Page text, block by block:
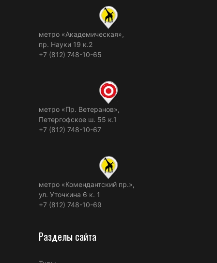
метро «Академическая»,
пр. Науки 19 к.2
+7 (812) 748-10-65
метро «Пр. Ветеранов»,
Петергофское ш. 55 к.1
+7 (812) 748-10-67
метро «Комендантский пр.»,
ул. Уточкина 6 к. 1
+7 (812) 748-10-69
Разделы сайта